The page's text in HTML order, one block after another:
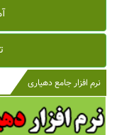
نرم افزار جامع دهیاری